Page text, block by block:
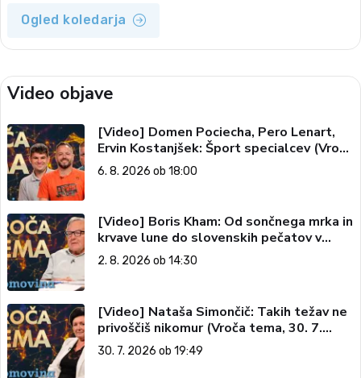
Ogled koledarja
Video objave
[Video] Domen Pociecha, Pero Lenart,
Ervin Kostanjšek: Šport specialcev (Vroča
tema, 6. 8. 2026)
6. 8. 2026 ob 18:00
[Video] Boris Kham: Od sončnega mrka in
krvave lune do slovenskih pečatov v
vesolju (Vroča tema, 2. 8. 2026)
2. 8. 2026 ob 14:30
[Video] Nataša Simončič: Takih težav ne
privoščiš nikomur (Vroča tema, 30. 7.
2026)
30. 7. 2026 ob 19:49